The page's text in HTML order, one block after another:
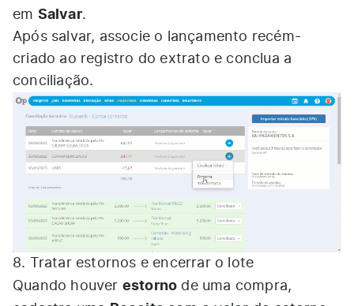
em Salvar.
Após salvar, associe o lançamento recém-
criado ao registro do extrato e conclua a
conciliação.
8. Tratar estornos e encerrar o lote
Quando houver estorno de uma compra,